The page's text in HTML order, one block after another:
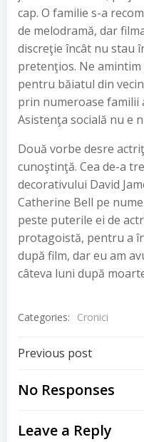
cap. O familie s-a
de melodramă, dar
discreţie încât nu stau
pretenţios. Ne
pentru băiatul din
prin numeroase familii
Asistenţa socială nu e
Două vorbe desre
cunoştinţă. Cea de-a
decorativului David
Catherine Bell pe
peste puterile ei de
protagoistă, pentru a
după film, dar eu am
câteva luni după
Categories: Cronici
Post
navigation
Previous post
No Responses
Leave a Reply